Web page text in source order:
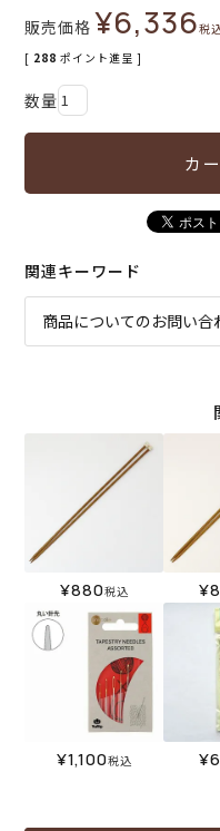
販売価格 ¥6,336税
[ 288 ポイント進呈 ]
カ
関連キーワード
商品についてのお問い合
¥880税込 ¥
¥1,100税込 ¥